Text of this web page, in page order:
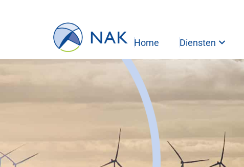
Home Diensten